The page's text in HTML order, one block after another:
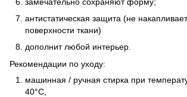
антистатическая защита (не
поверхности ткани)
дополнит любой интерьер.
Рекомендации по уходу:
машинная / ручная стирка при
40°C,